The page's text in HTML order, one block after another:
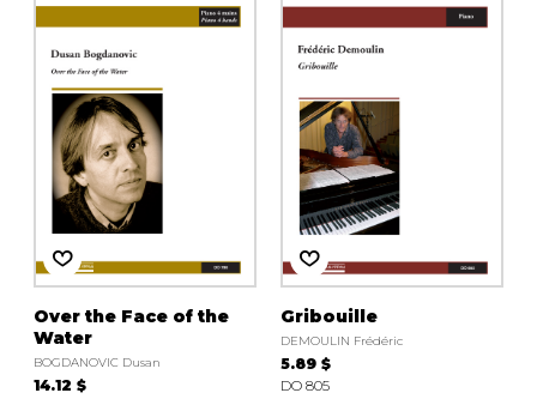
Over the Face of the
Water
BOGDANOVIC Dusan
14.12 $
Gribouille
DEMOULIN Frédéric
5.89 $
DO 805